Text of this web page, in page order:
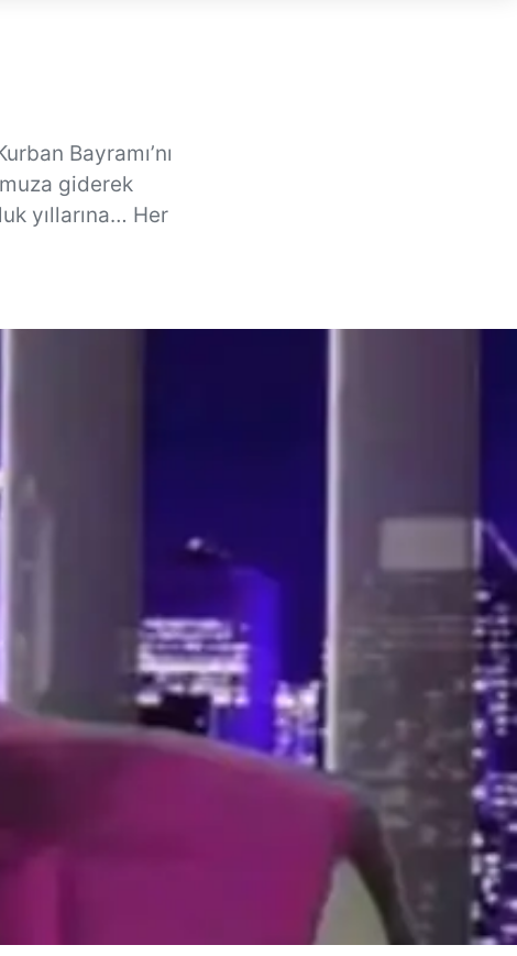
Bayramı’nı
giderek
yıllarına… Her